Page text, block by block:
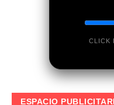
CLICK
ESPACIO